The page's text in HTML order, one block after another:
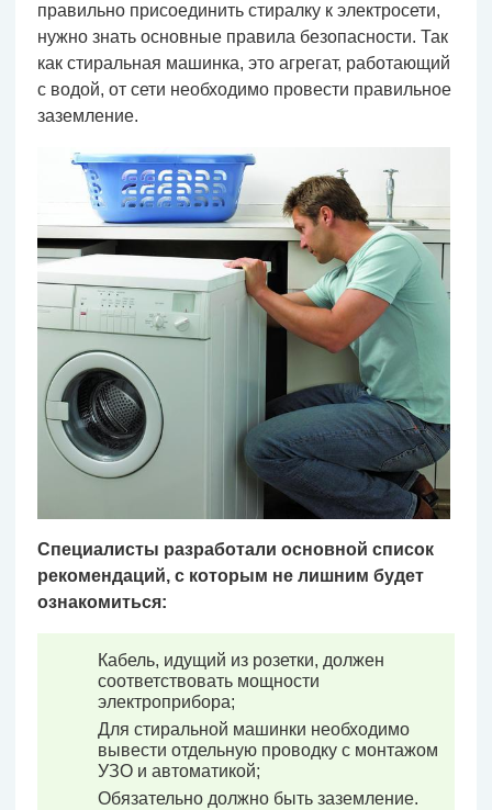
правильно присоединить стиралку к электросети,
нужно знать основные правила безопасности. Так
как стиральная машинка, это агрегат, работающий
с водой, от сети необходимо провести правильное
заземление.
Специалисты разработали основной список
рекомендаций, с которым не лишним будет
ознакомиться:
Кабель, идущий из розетки, должен
соответствовать мощности
электроприбора;
Для стиральной машинки необходимо
вывести отдельную проводку с монтажом
УЗО и автоматикой;
Обязательно должно быть заземление.